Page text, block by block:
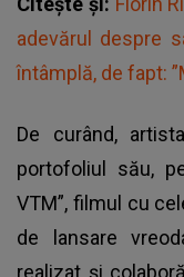
adevărul despre
întâmplă, de fapt:
De curând,
portofoliul său,
VTM”, filmul cu
de lansare
realizat și